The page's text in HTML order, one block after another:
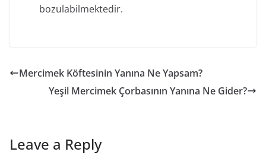
bozulabilmektedir.
Mercimek Köftesinin Yanına Ne Yapsam?
Yeşil Mercimek Çorbasının Yanına Ne Gider?
Leave a Reply